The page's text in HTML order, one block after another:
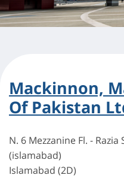
Mackinnon,
Of Pakistan
N. 6 Mezzanine Fl. -
(islamabad)
Islamabad (2D)